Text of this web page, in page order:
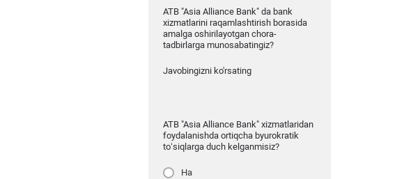
ATB "Asia Alliance Bank" da bank
xizmatlarini raqamlashtirish borasida
amalga oshirilayotgan chora-
tadbirlarga munosabatingiz?
Javobingizni ko'rsating
ATB "Asia Alliance Bank" xizmatlaridan
foydalanishda ortiqcha byurokratik
to‘siqlarga duch kelganmisiz?
Ha